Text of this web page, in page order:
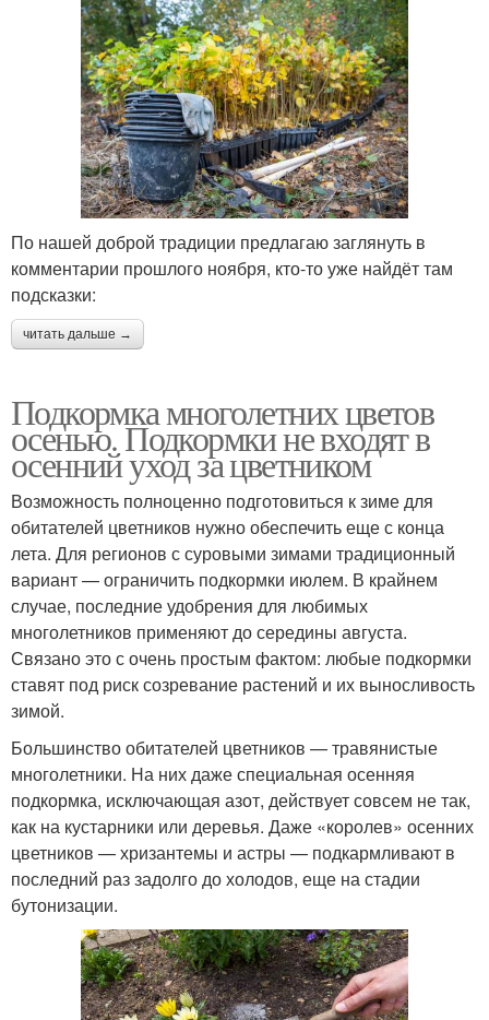
По нашей доброй традиции предлагаю заглянуть в
комментарии прошлого ноября, кто-то уже найдёт там
подсказки:
читать дальше →
Подкормка многолетних цветов
осенью. Подкормки не входят в
осенний уход за цветником
Возможность полноценно подготовиться к зиме для
обитателей цветников нужно обеспечить еще с конца
лета. Для регионов с суровыми зимами традиционный
вариант — ограничить подкормки июлем. В крайнем
случае, последние удобрения для любимых
многолетников применяют до середины августа.
Связано это с очень простым фактом: любые подкормки
ставят под риск созревание растений и их выносливость
зимой.
Большинство обитателей цветников — травянистые
многолетники. На них даже специальная осенняя
подкормка, исключающая азот, действует совсем не так,
как на кустарники или деревья. Даже «королев» осенних
цветников — хризантемы и астры — подкармливают в
последний раз задолго до холодов, еще на стадии
бутонизации.